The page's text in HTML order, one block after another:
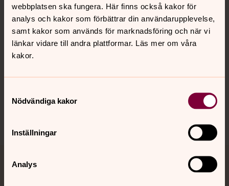
webbplatsen ska fungera. Här finns också kakor för
analys och kakor som förbättrar din användarupplevelse,
samt kakor som används för marknadsföring och när vi
länkar vidare till andra plattformar. Läs mer om våra
kakor.
Nödvändiga kakor
Inställningar
Analys
Kalender
Hitta snabbt
Jourhavande präst